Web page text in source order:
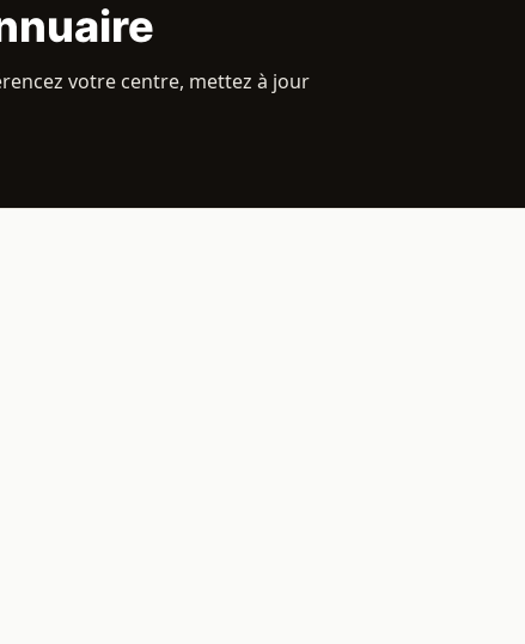
votre centre, mettez à jour